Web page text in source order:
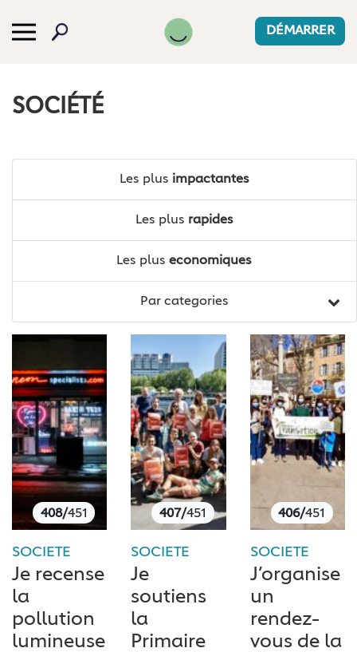
DÉMARRER
SOCIÉTÉ
Les plus impactantes
Les plus rapides
Les plus economiques
Par categories
408/451
SOCIETE
Je recense
la
pollution
lumineuse
407/451
SOCIETE
Je
soutiens
la
Primaire
406/451
SOCIETE
J’organise
un
rendez-
vous de la